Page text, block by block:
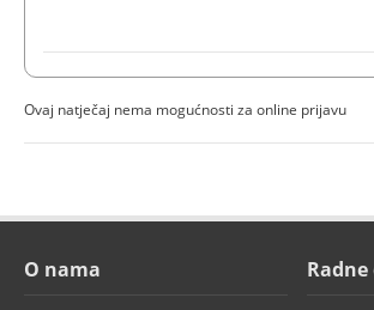
Ovaj natječaj nema mogućnosti za online prijavu
O nama